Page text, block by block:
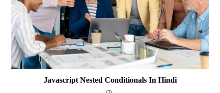
Javascript Nested Conditionals In Hindi